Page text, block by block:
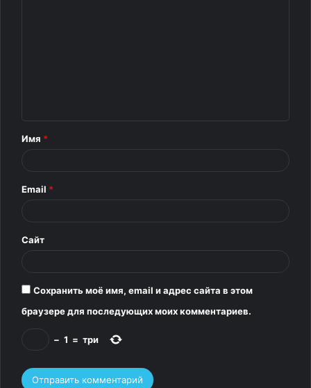
и
*
Имя *
Email *
Сайт
Сохранить моё имя, email и адрес сайта в этом
браузере для последующих моих комментариев.
− 1 = три